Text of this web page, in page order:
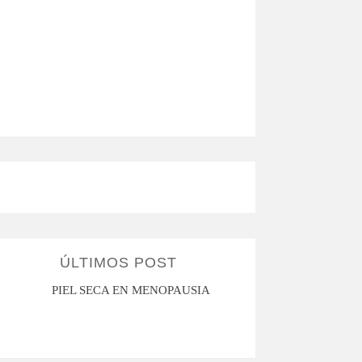
ÚLTIMOS POST
PIEL SECA EN MENOPAUSIA